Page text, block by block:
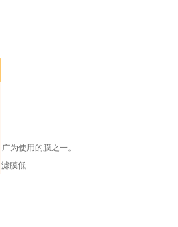
为使用的膜之一。
膜低